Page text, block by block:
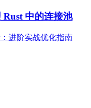
Rust 中的连接池